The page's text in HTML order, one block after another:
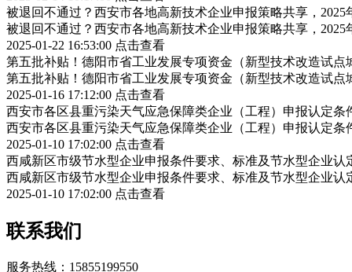
被退回不通过？西安市各地高新技术企业申报策略共享，
被退回不通过？西安市各地高新技术企业申报策略共享，
2025-01-22 16:53:00 点击查看
第五批补贴！德阳市省工业发展专项资金（新型技术改造试点
第五批补贴！德阳市省工业发展专项资金（新型技术改造试点
2025-01-16 17:12:00 点击查看
西安市各区县重污染天气应急保障类企业（工程）申报认定条
西安市各区县重污染天气应急保障类企业（工程）申报认定条
2025-01-10 17:02:00 点击查看
西咸新区市级节水型企业申报条件要求、标准及节水型企业认
西咸新区市级节水型企业申报条件要求、标准及节水型企业认
2025-01-10 17:02:00 点击查看
联系我们
服务热线：15855199550